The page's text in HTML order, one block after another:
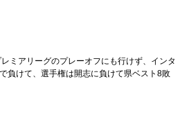
ミアリーグのプレーオフにも行けず、インタ
負けて、選手権は開志に負けて県ベスト8敗